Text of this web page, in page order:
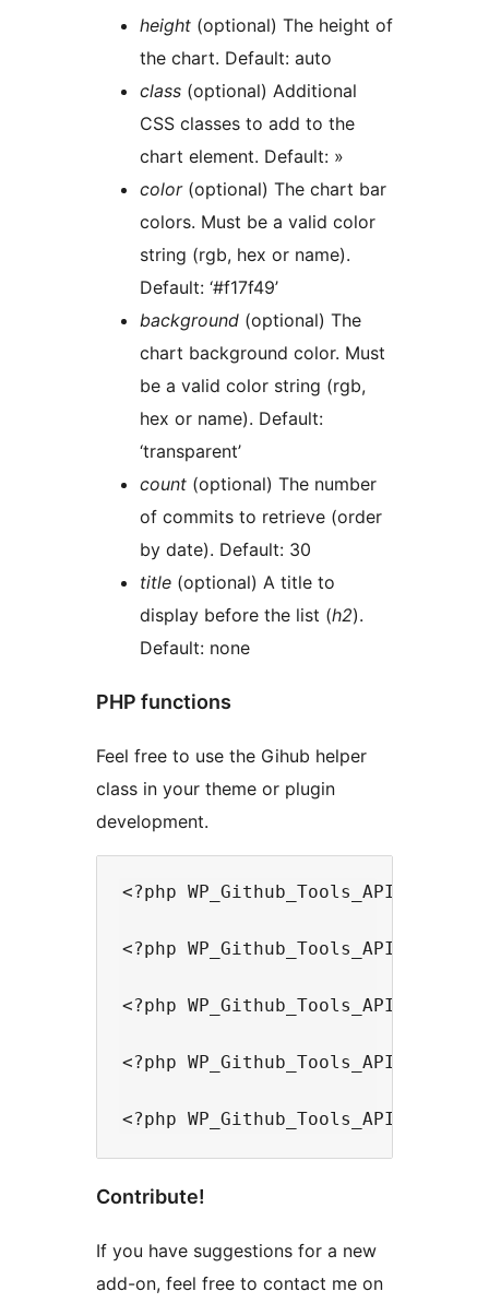
height (optional) The height of
the chart. Default: auto
class (optional) Additional
CSS classes to add to the
chart element. Default: »
color(optional) The chart bar
colors. Must be a valid color
string (rgb, hex or name).
Default: ‘#f17f49’
background (optional) The
chart background color. Must
be a valid color string (rgb,
hex or name). Default:
‘transparent’
count (optional) The number
of commits to retrieve (order
by date). Default: 30
title (optional) A title to
display before the list (h2).
Default: none
PHP functions
Feel free to use the Gihub helper
class in your theme or plugin
development.
<?php
<?php
<?php
<?php
Contribute!
If you have suggestions for a new
add-on, feel free to contact me on